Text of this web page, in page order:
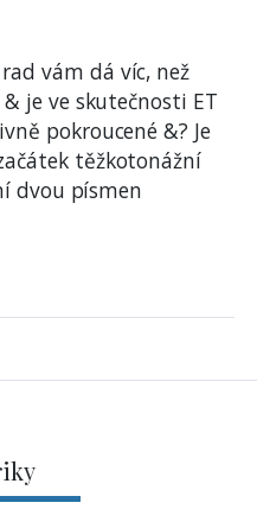
vám dá víc, než
je ve skutečnosti ET
pokroucené &? Je
těžkotonážní
dvou písmen